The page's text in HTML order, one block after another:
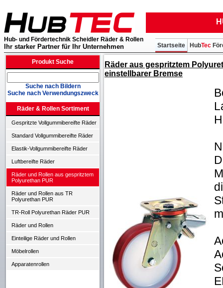
Hub- und Fördertechnik Scheidler Räder & Rollen
Ihr starker Partner für Ihr Unternehmen HubTec
Startseite
Produkt Suche
Suche nach Bildern
Suche nach Verwendungszweck
Räder & Rollen Sortiment
Gespritzte Vollgummibereifte Räder
Standard Vollgummibereifte Räder
Elastik-Vollgummibereifte Räder
Luftbereifte Räder
Räder und Rollen aus gespritztem
Polyurethan PUR
Räder und Rollen aus TR
Polyurethan PUR
TR-Roll Polyurethan Räder PUR
Räder und Rollen
Einteilige Räder und Rollen
Möbelrollen
Apparatenrollen
Räder aus gespritztem
einstellbarer Bremse